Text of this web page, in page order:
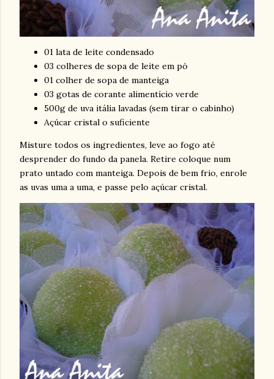
01 lata de leite condensado
03 colheres de sopa de leite em pó
01 colher de sopa de manteiga
03 gotas de corante alimentício verde
500g de uva itália lavadas (sem tirar o cabinho)
Açúcar cristal o suficiente
Misture todos os ingredientes, leve ao fogo até
desprender do fundo da panela. Retire coloque num
prato untado com manteiga. Depois de bem frio, enrole
as uvas uma a uma, e passe pelo açúcar cristal.